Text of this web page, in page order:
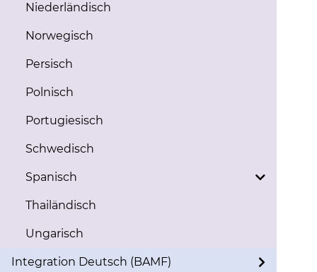
Niederländisch
Norwegisch
Persisch
Polnisch
Portugiesisch
Schwedisch
Spanisch
Thailändisch
Ungarisch
Integration Deutsch (BAMF)